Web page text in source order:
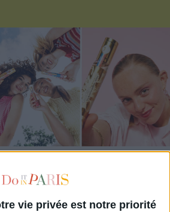
vie privée est notre priorité